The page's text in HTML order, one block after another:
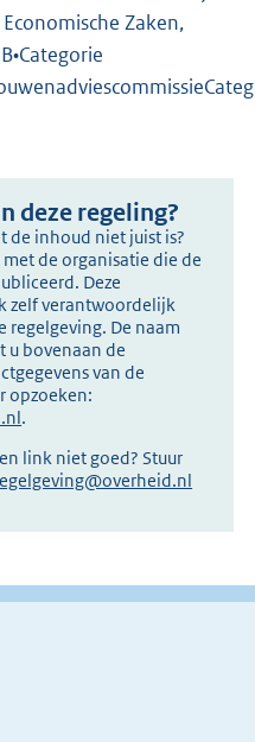
Zaken,
deze regeling?
de inhoud niet juist is?
de organisatie die de
Deze
zelf verantwoordelijk
regelgeving. De naam
u bovenaan de
van de
opzoeken:
.
link niet goed? Stuur